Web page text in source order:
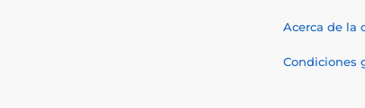
Acerca de la
Condiciones